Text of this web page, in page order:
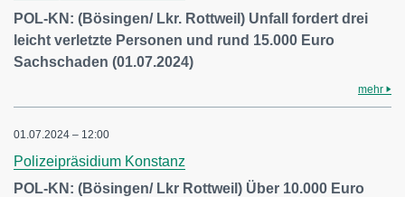
POL-KN: (Bösingen/ Lkr. Rottweil) Unfall fordert drei
leicht verletzte Personen und rund 15.000 Euro
Sachschaden (01.07.2024)
mehr
01.07.2024 – 12:00
Polizeipräsidium Konstanz
POL-KN: (Bösingen/ Lkr Rottweil) Über 10.000 Euro